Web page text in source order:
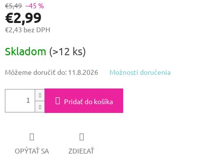
€5,49 –45 %
€2,99
€2,43 bez DPH
cena:
Skladom (>12 ks)
Môžeme doručiť do: 11.8.2026 Možnosti doručenia
Pridať do košíka
OPÝTAŤ SA ZDIEĽAŤ